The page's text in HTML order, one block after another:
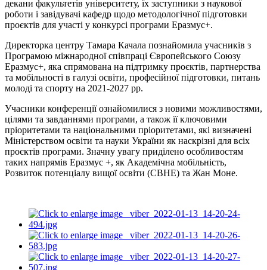
декани факультетів університету, їх заступники з наукової
роботи і завідувачі кафедр щодо методологічної підготовки
проєктів для участі у конкурсі програми Еразмус+.
Директорка центру Тамара Качала познайомила учасників з
Програмою міжнародної співпраці Європейського Союзу
Еразмус+, яка спрямована на підтримку проєктів, партнерства
та мобільності в галузі освіти, професійної підготовки, питань
молоді та спорту на 2021-2027 рр.
Учасники конференції ознайомилися з новими можливостями,
цілями та завданнями програми, а також її ключовими
пріоритетами та національними пріоритетами, які визначені
Міністерством освіти та науки України як наскрізні для всіх
проєктів програми. Значну увагу приділено особливостям
таких напрямів Еразмус +, як Академічна мобільність,
Розвиток потенціалу вищої освіти (CBHE) та Жан Моне.